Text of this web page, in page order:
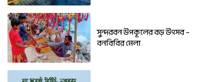
সুন্দরবন উপকূলের বড় উৎসব –
বনবিবির মেলা